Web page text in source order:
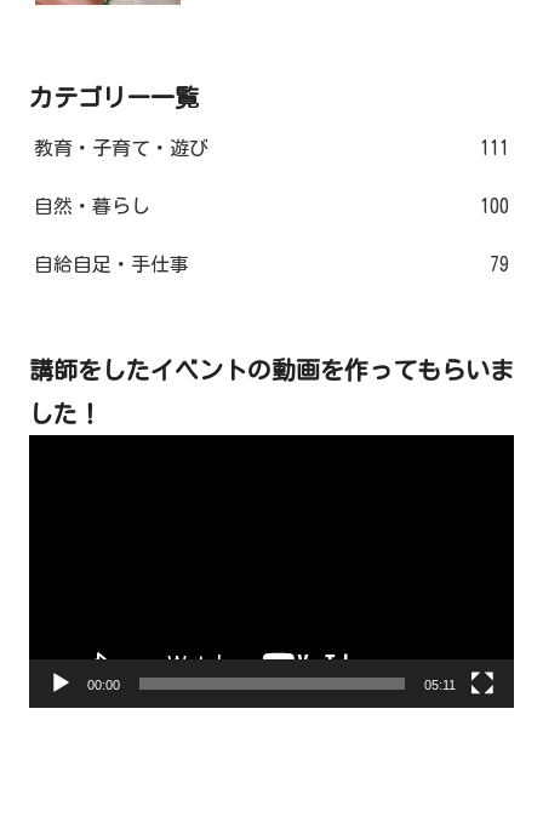
カテゴリー一覧
教育・子育て・遊び 111
自然・暮らし 100
自給自足・手仕事 79
講師をしたイベントの動画を作ってもらいま
した！
00:00 05:11